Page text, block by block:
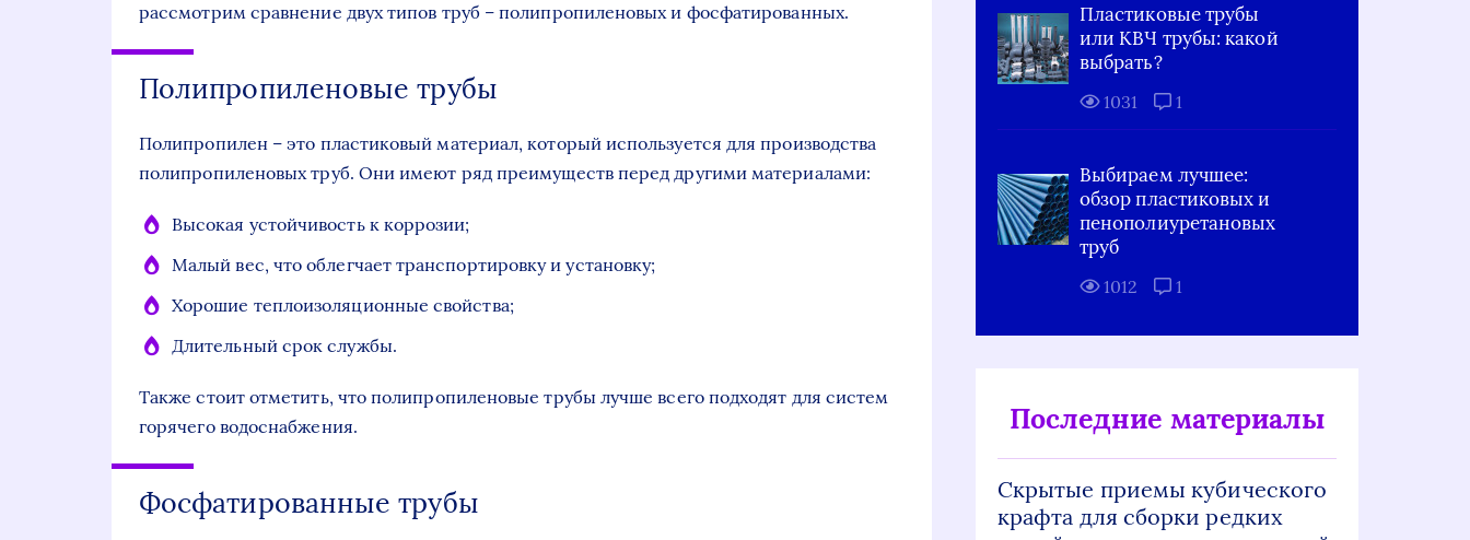
рассмотрим сравнение двух типов труб – полипропиленовых и фосфатированных.
Полипропиленовые трубы
Полипропилен – это пластиковый материал, который используется для производства
полипропиленовых труб. Они имеют ряд преимуществ перед другими материалами:
Высокая устойчивость к коррозии;
Малый вес, что облегчает транспортировку и установку;
Хорошие теплоизоляционные свойства;
Длительный срок службы.
Также стоит отметить, что полипропиленовые трубы лучше всего подходят для систем
горячего водоснабжения.
Фосфатированные трубы
Пластиковые трубы
или КВЧ трубы: какой
выбрать?
1031 1
Выбираем лучшее:
обзор пластиковых и
пенополиуретановых
труб
1012 1
Последние материалы
Скрытые приемы кубического
крафта для сборки редких